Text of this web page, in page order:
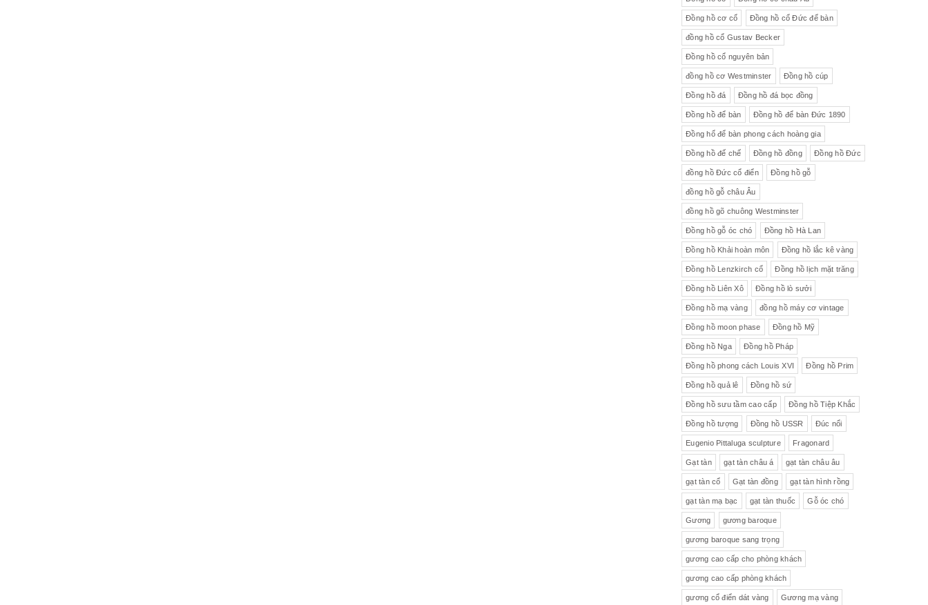
Đồng hồ cơ cổ Đồng hồ cổ Đức để bàn
đồng hồ cổ Gustav Becker
Đồng hồ cổ nguyên bản
đồng hồ cơ Westminster Đồng hồ cúp
Đồng hồ đá Đồng hồ đá bọc đồng
Đồng hồ để bàn Đồng hồ để bàn Đức 1890
Đồng hổ để bàn phong cách hoàng gia
Đồng hồ đế chế Đồng hồ đồng Đồng hồ Đức
đồng hồ Đức cổ điển Đồng hồ gỗ
đồng hồ gỗ châu Âu
đồng hồ gõ chuông Westminster
Đồng hồ gỗ óc chó Đồng hồ Hà Lan
Đồng hồ Khải hoàn môn Đồng hồ lắc kê vàng
Đồng hồ Lenzkirch cổ Đồng hồ lịch mặt trăng
Đồng hồ Liên Xô Đồng hồ lò sưởi
Đồng hồ mạ vàng đồng hồ máy cơ vintage
Đồng hồ moon phase Đồng hồ Mỹ
Đồng hồ Nga Đồng hồ Pháp
Đồng hồ phong cách Louis XVI Đồng hồ Prim
Đồng hồ quả lê Đồng hồ sứ
Đồng hồ sưu tầm cao cấp Đồng hồ Tiệp Khắc
Đồng hồ tượng Đồng hồ USSR Đúc nổi
Eugenio Pittaluga sculpture Fragonard
Gạt tàn gạt tàn châu á gạt tàn châu âu
gạt tàn cổ Gạt tàn đồng gạt tàn hình rồng
gạt tàn mạ bạc gạt tàn thuốc Gỗ óc chó
Gương gương baroque
gương baroque sang trọng
gương cao cấp cho phòng khách
gương cao cấp phòng khách
gương cổ điển dát vàng Gương mạ vàng